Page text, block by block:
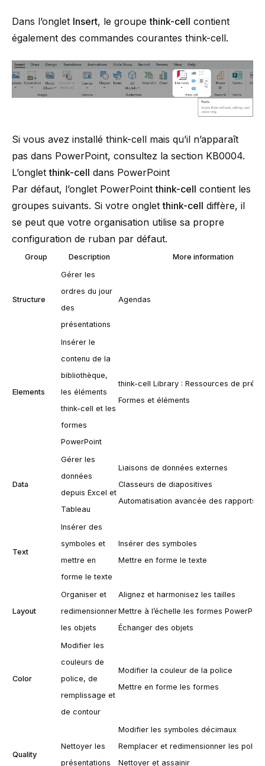
Dans l’onglet Insert, le groupethink-cell contient
également des commandes courantes think-cell.
Si vous avez installé think-cell mais qu’il n’apparaît
pas dans PowerPoint, consultez la section KB0004.
L’ongletthink-cell dans PowerPoint
Par défaut, l’onglet PowerPointthink-cell contient les
groupes suivants. Si votre ongletthink-cell diffère, il
se peut que votre organisation utilise sa propre
configuration de ruban par défaut.
Group Description More information
Structure
Gérer les
ordres du jour
des
présentations
Agendas
Elements
Insérer le
contenu de la
bibliothèque,
les éléments
think-cell et les
formes
PowerPoint
think-cell Library : Ressources de
Formes et éléments
Data
Gérer les
données
depuis Excel et
Tableau
Liaisons de données externes
Classeurs de diapositives
Automatisation avancée des rapports
Text
Insérer des
symboles et
mettre en
forme le texte
Insérer des symboles
Mettre en forme le texte
Layout
Organiser et
redimensionner
les objets
Alignez et harmonisez les tailles
Mettre à l’échelle les formes PowerPoint
Échanger des objets
Color
Modifier les
couleurs de
police, de
remplissage et
de contour
Modifier la couleur de la police
Mettre en forme les formes
Quality
Nettoyer les
présentations
Modifier les symboles décimaux
Remplacer et redimensionner les
Nettoyer et assainir